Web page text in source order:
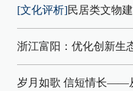
[文化评析]民居类文物
浙江富阳：优化创新生
岁月如歌 信短情长——